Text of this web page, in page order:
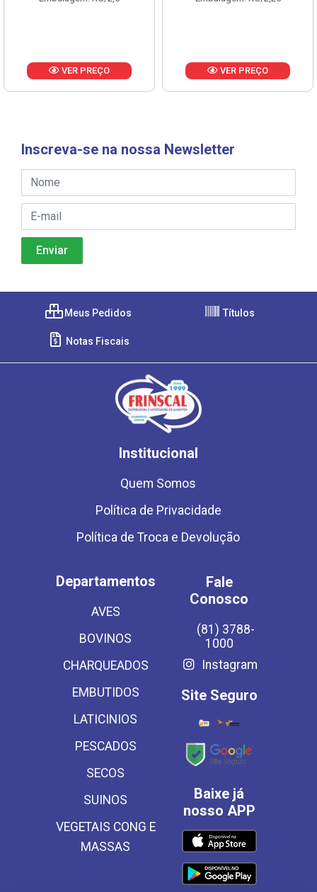
VER PREÇO VER PREÇO
Inscreva-se na nossa Newsletter
Meus Pedidos Títulos
Notas Fiscais
Institucional
Quem Somos
Política de Privacidade
Política de Troca e Devolução
Departamentos
AVES
BOVINOS
CHARQUEADOS
EMBUTIDOS
LATICINIOS
PESCADOS
SECOS
SUINOS
VEGETAIS CONG E
MASSAS
Fale
Conosco
(81) 3788-
1000
Instagram
Site Seguro
Baixe já
nosso APP